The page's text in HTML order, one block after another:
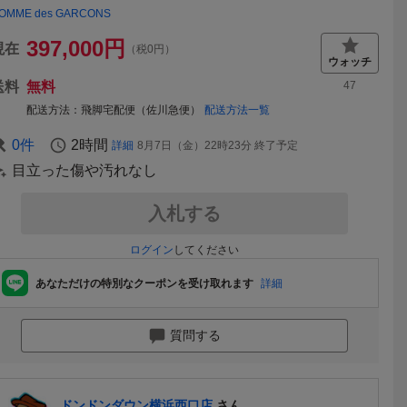
des GARCONS
在 397,000円 （税0円）
料 無料
配送方法 飛脚宅配便（佐川急便） 配送方法一覧
47
0件 2時間 詳細 8月7日（金）22時23分 終了予定
目立った傷や汚れなし
入札する
ログイン してください
あなただけの特別なクーポンを受け取れます 詳細
質問する